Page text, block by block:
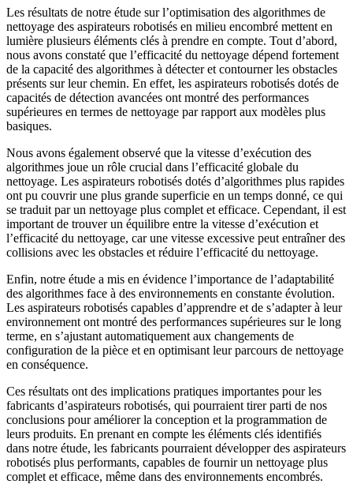
Les résultats de notre étude sur l’optimisation des algorithmes de
nettoyage des aspirateurs robotisés en milieu encombré mettent en
lumière plusieurs éléments clés à prendre en compte. Tout d’abord,
nous avons constaté que l’efficacité du nettoyage dépend fortement
de la capacité des algorithmes à détecter et contourner les obstacles
présents sur leur chemin. En effet, les aspirateurs robotisés dotés de
capacités de détection avancées ont montré des performances
supérieures en termes de nettoyage par rapport aux modèles plus
basiques.
Nous avons également observé que la vitesse d’exécution des
algorithmes joue un rôle crucial dans l’efficacité globale du
nettoyage. Les aspirateurs robotisés dotés d’algorithmes plus rapides
ont pu couvrir une plus grande superficie en un temps donné, ce qui
se traduit par un nettoyage plus complet et efficace. Cependant, il est
important de trouver un équilibre entre la vitesse d’exécution et
l’efficacité du nettoyage, car une vitesse excessive peut entraîner des
collisions avec les obstacles et réduire l’efficacité du nettoyage.
Enfin, notre étude a mis en évidence l’importance de l’adaptabilité
des algorithmes face à des environnements en constante évolution.
Les aspirateurs robotisés capables d’apprendre et de s’adapter à leur
environnement ont montré des performances supérieures sur le long
terme, en s’ajustant automatiquement aux changements de
configuration de la pièce et en optimisant leur parcours de nettoyage
en conséquence.
Ces résultats ont des implications pratiques importantes pour les
fabricants d’aspirateurs robotisés, qui pourraient tirer parti de nos
conclusions pour améliorer la conception et la programmation de
leurs produits. En prenant en compte les éléments clés identifiés
dans notre étude, les fabricants pourraient développer des aspirateurs
robotisés plus performants, capables de fournir un nettoyage plus
complet et efficace, même dans des environnements encombrés.